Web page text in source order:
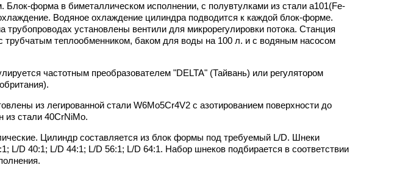
форма в биметаллическом исполнении, с полувтулками из стали a101(Fe-
Водяное охлаждение цилиндра подводится к каждой блок-форме.
установлены вентили для микрорегулировки потока. Станция
трубчатым теплообменником, баком для воды на 100 л. и с водяным насосом
частотным преобразователем "DELTA" (Тайвань) или регулятором
из легированной стали W6Mo5Cr4V2 с азотированием поверхности до
из стали 40CrNiMo.
Цилиндр составляется из блок формы под требуемый L/D. Шнеки
L/D 40:1; L/D 44:1; L/D 56:1; L/D 64:1. Набор шнеков подбирается в соответствии